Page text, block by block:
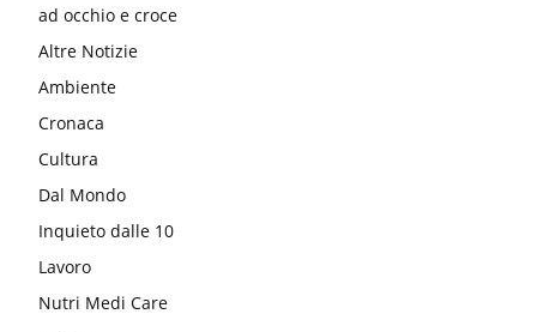
ad occhio e croce
Altre Notizie
Ambiente
Cronaca
Cultura
Dal Mondo
Inquieto dalle 10
Lavoro
Nutri Medi Care